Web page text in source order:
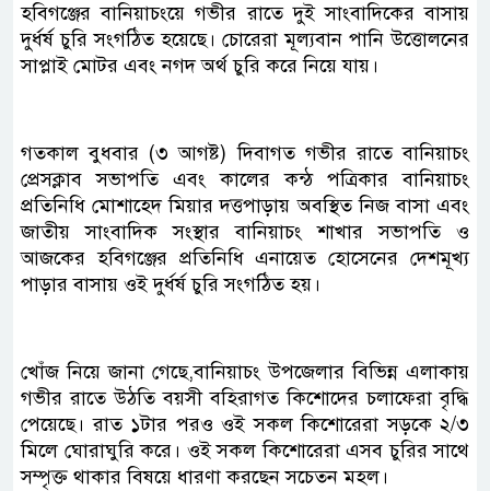
হবিগঞ্জের বানিয়াচংয়ে গভীর রাতে দুই সাংবাদিকের বাসায়
দুর্ধর্ষ চুরি সংগঠিত হয়েছে। চোরেরা মূল্যবান পানি উত্তোলনের
সাপ্লাই মোটর এবং নগদ অর্থ চুরি করে নিয়ে যায়।
গতকাল বুধবার (৩ আগষ্ট) দিবাগত গভীর রাতে বানিয়াচং
প্রেসক্লাব সভাপতি এবং কালের কন্ঠ পত্রিকার বানিয়াচং
প্রতিনিধি মোশাহেদ মিয়ার দত্তপাড়ায় অবস্থিত নিজ বাসা এবং
জাতীয় সাংবাদিক সংস্থার বানিয়াচং শাখার সভাপতি ও
আজকের হবিগঞ্জের প্রতিনিধি এনায়েত হোসেনের দেশমূখ্য
পাড়ার বাসায় ওই দুর্ধর্ষ চুরি সংগঠিত হয়।
খোঁজ নিয়ে জানা গেছে,বানিয়াচং উপজেলার বিভিন্ন এলাকায়
গভীর রাতে উঠতি বয়সী বহিরাগত কিশোদের চলাফেরা বৃদ্ধি
পেয়েছে। রাত ১টার পরও ওই সকল কিশোরেরা সড়কে ২/৩
মিলে ঘোরাঘুরি করে। ওই সকল কিশোরেরা এসব চুরির সাথে
সম্পৃক্ত থাকার বিষয়ে ধারণা করছেন সচেতন মহল।